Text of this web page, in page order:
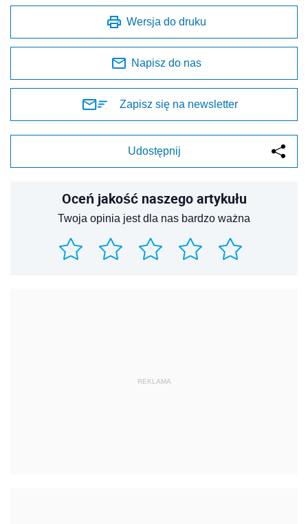
Wersja do druku
Napisz do nas
Zapisz się na newsletter
Udostępnij
Oceń jakość naszego artykułu
Twoja opinia jest dla nas bardzo ważna
REKLAMA